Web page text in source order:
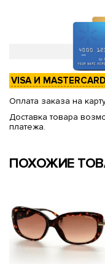
VISA И MASTERCARD
Оплата заказа на
Доставка товара
платежа.
ПОХОЖИЕ